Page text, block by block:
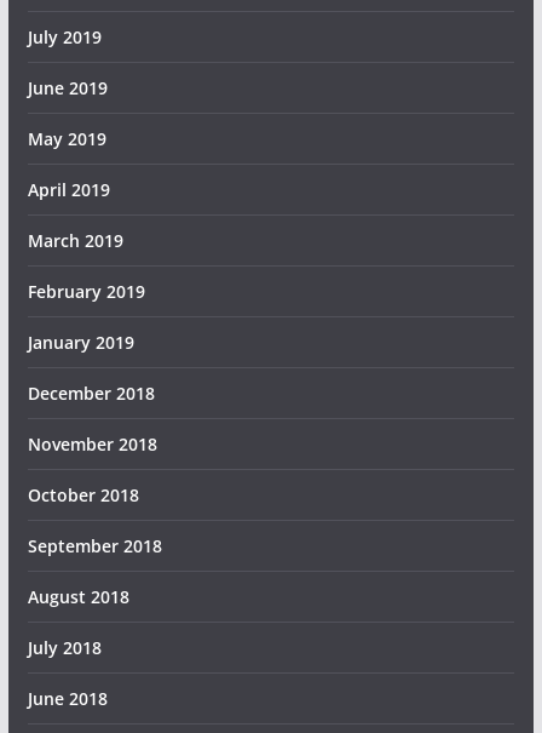
July 2019
June 2019
May 2019
April 2019
March 2019
February 2019
January 2019
December 2018
November 2018
October 2018
September 2018
August 2018
July 2018
June 2018